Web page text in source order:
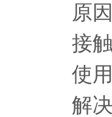
原因
接触
使用
解决